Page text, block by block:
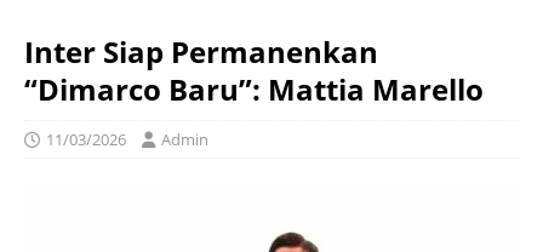
Inter Siap Permanenkan
“Dimarco Baru”: Mattia Marello
11/03/2026 Admin